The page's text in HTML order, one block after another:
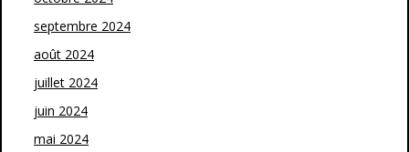
septembre 2024
août 2024
juillet 2024
juin 2024
mai 2024